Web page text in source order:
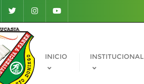
INICIO INSTITUCIONAL